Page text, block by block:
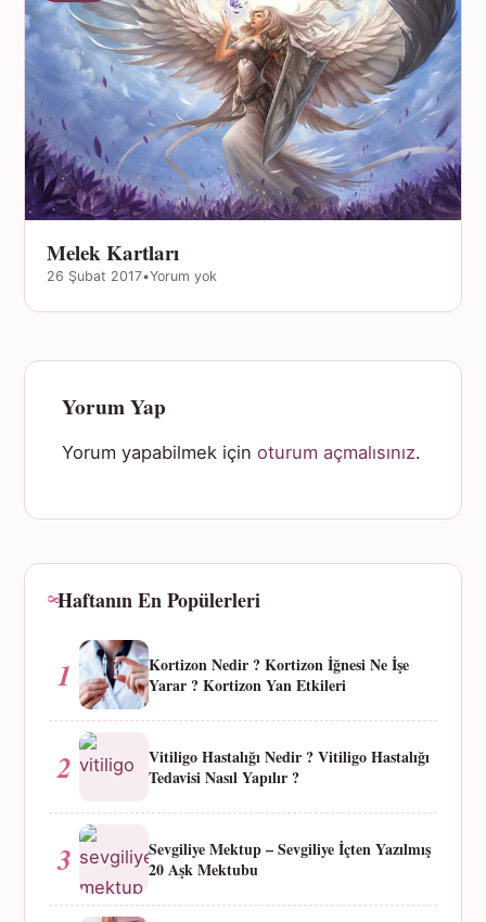
Melek Kartları
26 Şubat 2017•Yorum yok
Yorum Yap
Yorum yapabilmek için oturum açmalısınız.
Haftanın En Popülerleri
1
Kortizon Nedir ? Kortizon İğnesi Ne İşe
Yarar ? Kortizon Yan Etkileri
2
Vitiligo Hastalığı Nedir ? Vitiligo Hastalığı
Tedavisi Nasıl Yapılır ?
3
Sevgiliye Mektup – Sevgiliye İçten Yazılmış
20 Aşk Mektubu